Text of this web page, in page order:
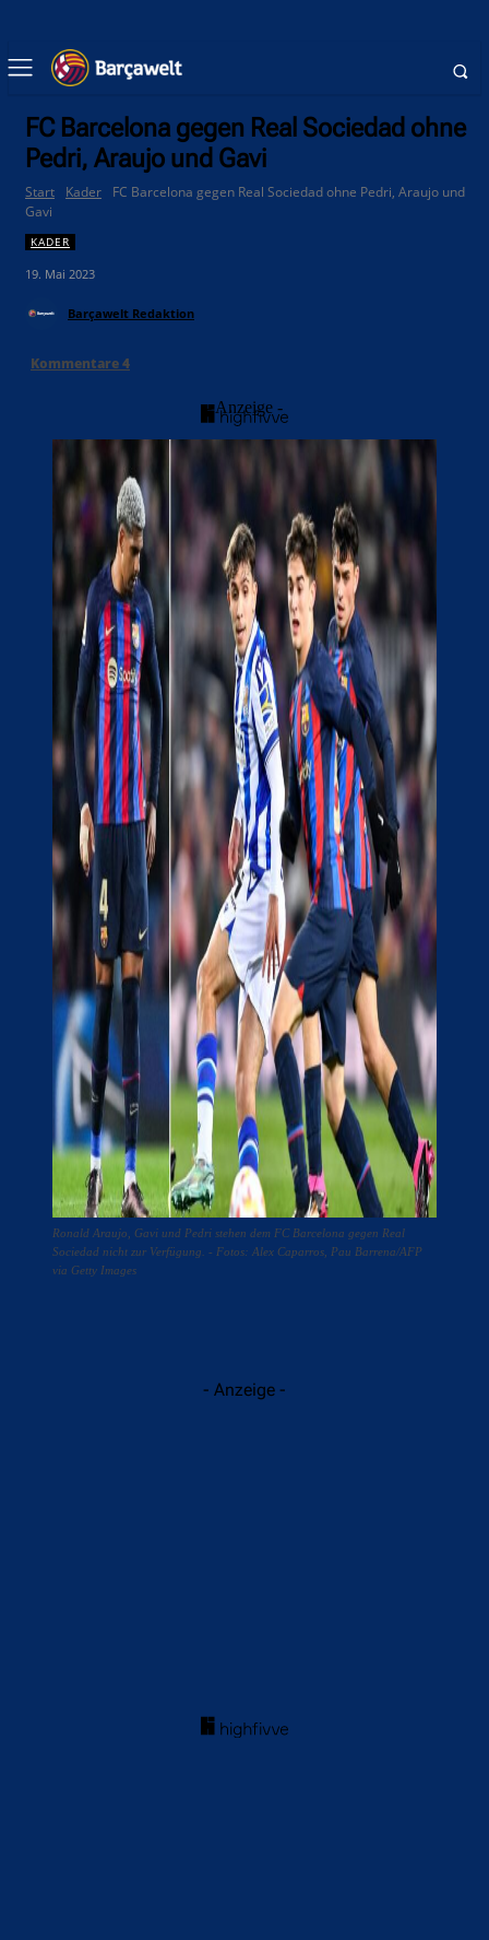
FC Barcelona gegen Real Sociedad ohne
Pedri, Araujo und Gavi
Start Kader
FC Barcelona gegen Real Sociedad ohne Pedri, Araujo und
Gavi
KADER
19. Mai 2023
Barçawelt Redaktion
Kommentare4
- Anzeige -
Ronald Araujo, Gavi und Pedri stehen dem FC Barcelona gegen Real
Sociedad nicht zur Verfügung. - Fotos: Alex Caparros, Pau Barrena/AFP
via Getty Images
- Anzeige -